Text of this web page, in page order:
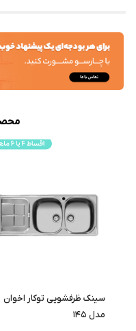
سینک ظرفشویی توکار اخوان
مدل 145